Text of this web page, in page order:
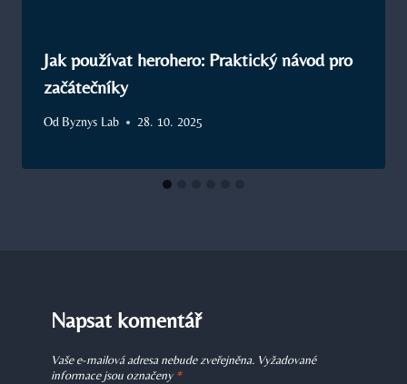
Jak používat herohero: Praktický návod pro
začátečníky
Od Byznys Lab 28. 10. 2025
Napsat komentář
Vaše e-mailová adresa nebude zveřejněna. Vyžadované
informace jsou označeny *